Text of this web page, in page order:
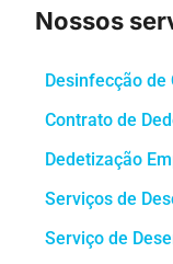
Nossos
Desinfecção de
Contrato de
Dedetização
Serviços de
Serviço de